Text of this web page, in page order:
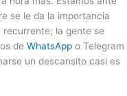
se le da la importancia
recurrente; la gente se
de WhatsApp o Telegram
un descansito casi es